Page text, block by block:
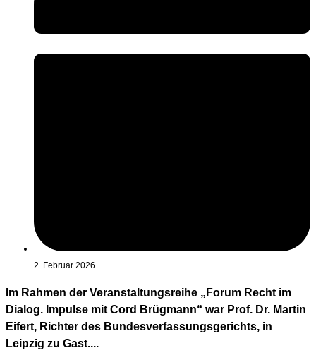
2. Februar 2026
Im Rahmen der Veranstaltungsreihe „Forum Recht im
Dialog. Impulse mit Cord Brügmann“ war Prof. Dr. Martin
Eifert, Richter des Bundesverfassungsgerichts, in
Leipzig zu Gast....